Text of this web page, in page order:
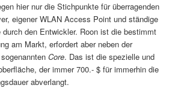
hier nur die Stichpunkte für überragenden
eigener WLAN Access Point und ständige
durch den Entwickler. Roon ist die bestimmt
am Markt, erfordert aber neben der
Core. Das ist die spezielle und
der immer 700.- $ für immerhin die
abverlangt.